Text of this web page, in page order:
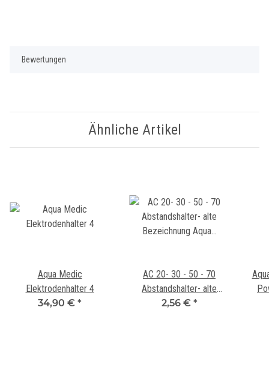
Bewertungen
Ähnliche Artikel
Aqua Medic
Elektrodenhalter 4
34,90 € *
AC 20- 30 - 50 - 70
Abstandshalter- alte
Bezeichnung Aqua Clear
2,56 € *